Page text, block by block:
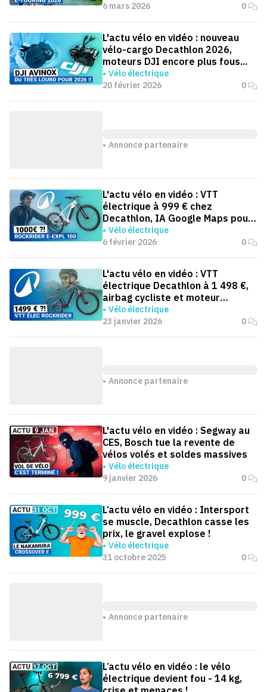
6 mars 2026
0
L'actu vélo en vidéo : nouveau
vélo-cargo Decathlon 2026,
moteurs DJI encore plus fous...
Vélo électrique
20 février 2026
0
Annonce partenaire
L'actu vélo en vidéo : VTT
électrique à 999 € chez
Decathlon, IA Google Maps pour
cyclistes et Orbea à 17,5 kg
Vélo électrique
6 février 2026
0
L'actu vélo en vidéo : VTT
électrique Decathlon à 1 498 €,
airbag cycliste et moteur
Ananda
Vélo électrique
23 janvier 2026
0
Annonce partenaire
L'actu vélo en vidéo : Segway au
CES, Bosch tue la revente de
vélos volés et soldes massives
Vélo électrique
9 janvier 2026
0
L’actu vélo en vidéo : Intersport
se muscle, Decathlon casse les
prix, le gravel explose !
Vélo électrique
31 octobre 2025
0
Annonce partenaire
L’actu vélo en vidéo : le vélo
électrique devient fou - 14 kg,